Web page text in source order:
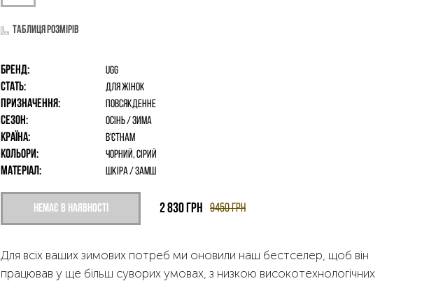
Таблиця розмірів
Бренд: UGG
Стать: для жінок
Призначення: Повсякденне
Сезон: Осінь / Зима
Країна: В'єтнам
Кольори: Чорний, Сірий
Матеріал: шкіра / замш
Немає в наявності 9450грн
2 830 грн
Для всіх ваших зимових потреб ми оновили наш бестселер, щоб він
працював у ще більш суворих умовах, з низкою високотехнологічних